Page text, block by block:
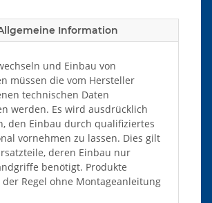
Information
und Einbau von
müssen die vom Hersteller
technischen Daten
werden. Es wird ausdrücklich
den Einbau durch qualifiziertes
vornehmen zu lassen. Dies gilt
deren Einbau nur
benötigt. Produkte
Regel ohne Montageanleitung